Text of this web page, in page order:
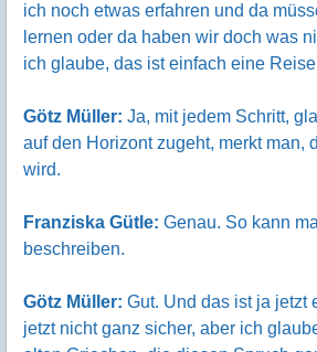
ich noch etwas erfahren und da
lernen oder da haben wir doch was
ich glaube, das ist einfach eine
Götz Müller: Ja, mit jedem Schritt,
auf den Horizont zugeht, merkt man,
wird.
Franziska Gütle: Genau. So kann
beschreiben.
Götz Müller: Gut. Und das ist ja jetzt
jetzt nicht ganz sicher, aber ich